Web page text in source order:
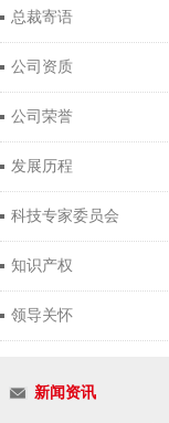
总裁寄语
公司资质
公司荣誉
发展历程
科技专家委员会
知识产权
领导关怀
新闻资讯